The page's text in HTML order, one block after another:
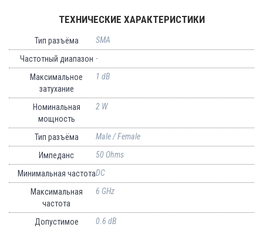
ТЕХНИЧЕСКИЕ ХАРАКТЕРИСТИКИ
Тип разъёма
SMA
Частотный диапазон -
Максимальное
затухание
1 dB
Номинальная
мощность
2 W
Тип разъёма
Male / Female
Импеданс
50 Ohms
Минимальная частотаDC
Максимальная
частота
6 GHz
Допустимое
0.6 dB